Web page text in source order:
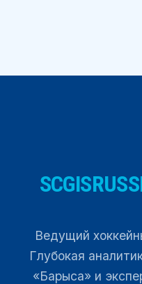
Ведущий
Глубокая
«Барыса» и